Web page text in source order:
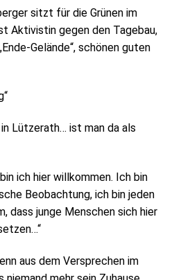
sitzt für die Grünen im
Aktivistin gegen den Tagebau,
Gelände“, schönen guten
Lützerath… ist man da als
ich hier willkommen. Ich bin
Beobachtung, ich bin jeden
dass junge Menschen sich hier
aus dem Versprechen im